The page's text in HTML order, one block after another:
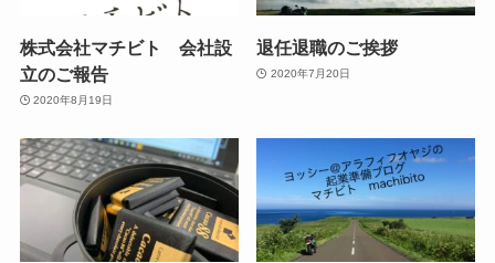
株式会社マチビト 会社設
立のご報告
2020年8月19日
退任退職のご挨拶
2020年7月20日